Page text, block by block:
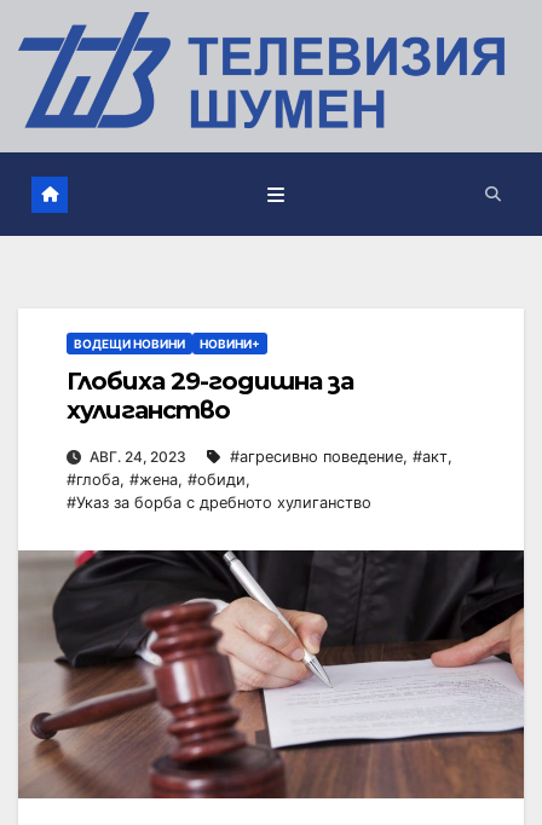
ВОДЕЩИ НОВИНИ НОВИНИ+
Глобиха 29-годишна за
хулиганство
АВГ. 24, 2023 #агресивно поведение, #акт,
#глоба, #жена, #обиди,
#Указ за борба с дребното хулиганство